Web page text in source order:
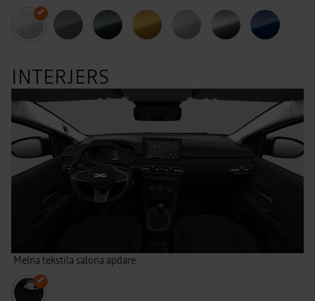
INTERJERS
Melna tekstila salona apdare